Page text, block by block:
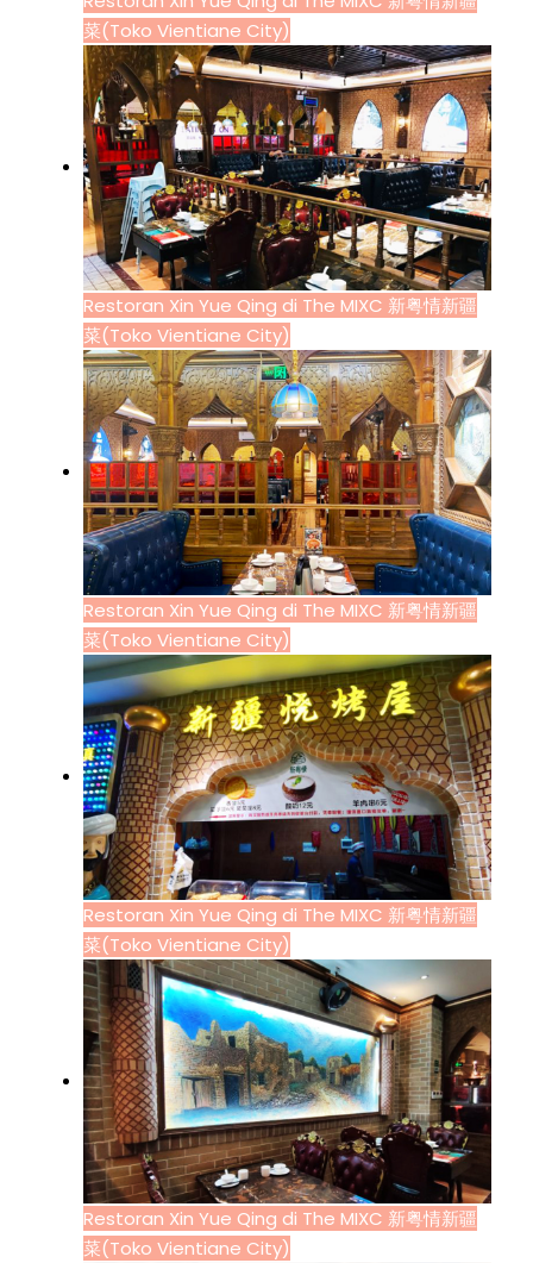
菜(Toko Vientiane City)
Restoran Xin Yue Qing di The MIXC 新粤情新疆
菜(Toko Vientiane City)
Restoran Xin Yue Qing di The MIXC 新粤情新疆
菜(Toko Vientiane City)
Restoran Xin Yue Qing di The MIXC 新粤情新疆
菜(Toko Vientiane City)
Restoran Xin Yue Qing di The MIXC 新粤情新疆
菜(Toko Vientiane City)